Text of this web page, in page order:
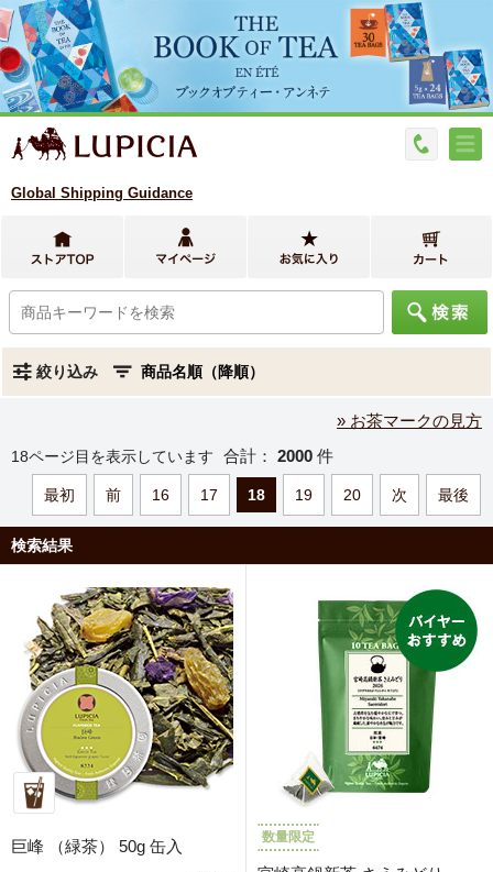
Global Shipping Guidance
絞り込み
» お茶マークの見方
18ページ目を表示しています 合計： 2000 件
最初 前 16 17 18 19 20 次 最後
検索結果
巨峰 （緑茶） 50g 缶入
数量限定